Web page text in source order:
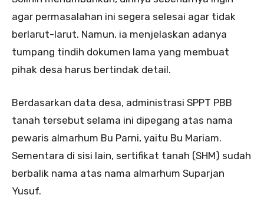
agar permasalahan ini segera selesai agar tidak
berlarut-larut. Namun, ia menjelaskan adanya
tumpang tindih dokumen lama yang membuat
pihak desa harus bertindak detail.
Berdasarkan data desa, administrasi SPPT PBB
tanah tersebut selama ini dipegang atas nama
pewaris almarhum Bu Parni, yaitu Bu Mariam.
Sementara di sisi lain, sertifikat tanah (SHM) sudah
berbalik nama atas nama almarhum Suparjan
Yusuf.